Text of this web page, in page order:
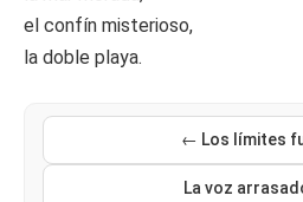
el confín misterioso,
la doble playa.
← Los límites
La voz